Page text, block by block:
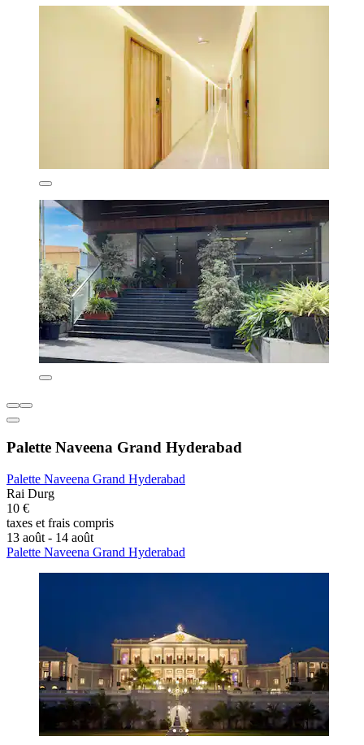
Palette Naveena Grand Hyderabad
Palette Naveena Grand Hyderabad
Rai Durg
10 €
taxes et frais compris
13 août - 14 août
Palette Naveena Grand Hyderabad